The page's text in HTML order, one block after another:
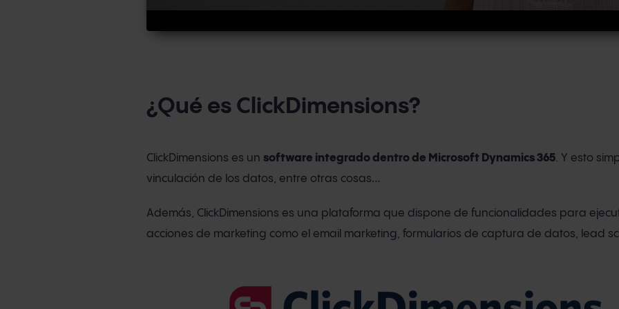
¿Qué es ClickDimensions?
ClickDimensions es un software integrado dentro de Microsoft Dynamics 365. Y esto
vinculación de los datos, entre otras cosas…
Además, ClickDimensions es una plataforma que dispone de funcionalidades para
acciones de marketing como el email marketing, formularios de captura de datos, lead